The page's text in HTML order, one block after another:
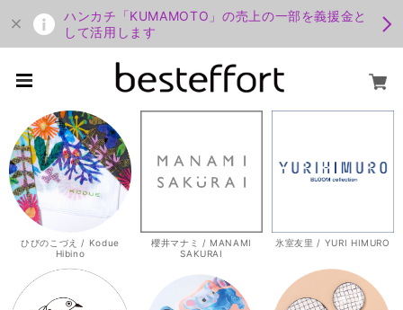
ハンカチ「KUMAMOTO」の売上の一部を義援金と
して活用します
ひびのこづえ / Kodue
Hibino
櫻井マナミ / MANAMI
SAKURAI
氷室友里 / YURI HIMURO